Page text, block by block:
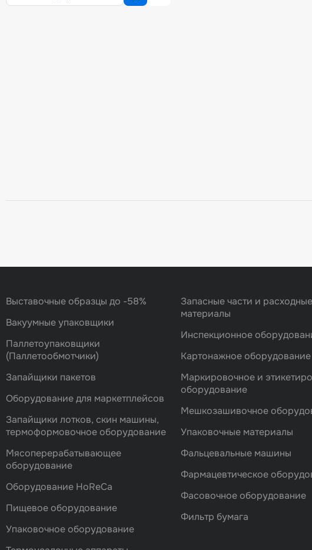
Выставочные образцы до -58%
Вакуумные упаковщики
Паллетоупаковщики
(Паллетообмотчики)
Запайщики пакетов
Оборудование для маркетплейсов
Запайщики лотков, скин машины,
термоформовочное оборудование
Мясоперерабатывающее
оборудование
Оборудование HoReCa
Пищевое оборудование
Упаковочное оборудование
Запасные части и расходные
материалы
Инспекционное
Картонажное оборудование
Маркировочное и
оборудование
Мешкозашивочное
Упаковочные материалы
Фальцевальные машины
Фармацевтическое
Фасовочноe оборудование
Фильтр бумага